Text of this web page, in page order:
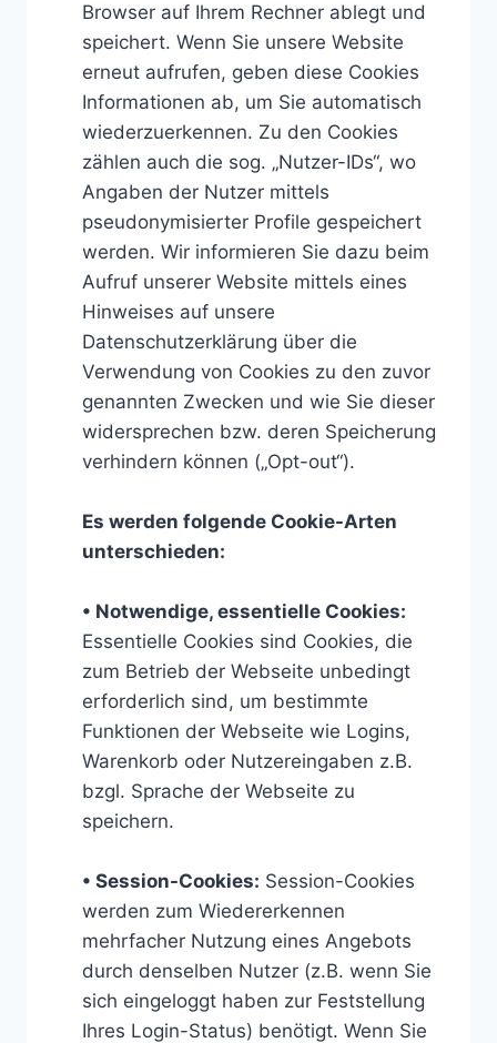
Browser auf Ihrem Rechner ablegt und
speichert. Wenn Sie unsere Website
erneut aufrufen, geben diese Cookies
Informationen ab, um Sie automatisch
wiederzuerkennen. Zu den Cookies
zählen auch die sog. „Nutzer-IDs“, wo
Angaben der Nutzer mittels
pseudonymisierter Profile gespeichert
werden. Wir informieren Sie dazu beim
Aufruf unserer Website mittels eines
Hinweises auf unsere
Datenschutzerklärung über die
Verwendung von Cookies zu den zuvor
genannten Zwecken und wie Sie dieser
widersprechen bzw. deren Speicherung
verhindern können („Opt-out“).
Es werden folgende Cookie-Arten
unterschieden:
• Notwendige, essentielle Cookies:
Essentielle Cookies sind Cookies, die
zum Betrieb der Webseite unbedingt
erforderlich sind, um bestimmte
Funktionen der Webseite wie Logins,
Warenkorb oder Nutzereingaben z.B.
bzgl. Sprache der Webseite zu
speichern.
• Session-Cookies: Session-Cookies
werden zum Wiedererkennen
mehrfacher Nutzung eines Angebots
durch denselben Nutzer (z.B. wenn Sie
sich eingeloggt haben zur Feststellung
Ihres Login-Status) benötigt. Wenn Sie